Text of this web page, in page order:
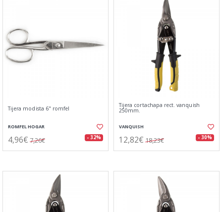
Tijera modista 6" romfel
ROMFEL HOGAR
4,96€ 7,26€ - 32%
Tijera cortachapa rect. vanquish
250mm.
VANQUISH
12,82€ 18,23€ - 30%